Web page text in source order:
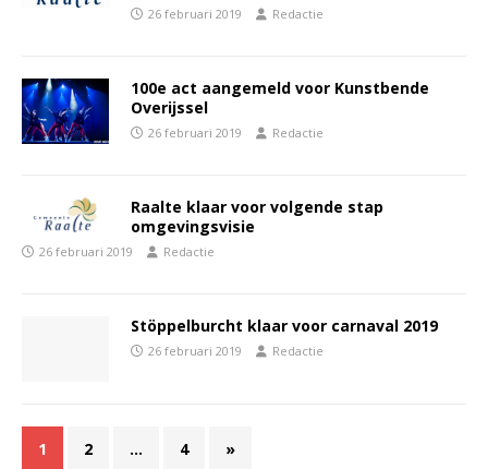
26 februari 2019 Redactie
100e act aangemeld voor Kunstbende
Overijssel
26 februari 2019 Redactie
Raalte klaar voor volgende stap
omgevingsvisie
26 februari 2019 Redactie
Stöppelburcht klaar voor carnaval 2019
26 februari 2019 Redactie
1 2 … 4 »